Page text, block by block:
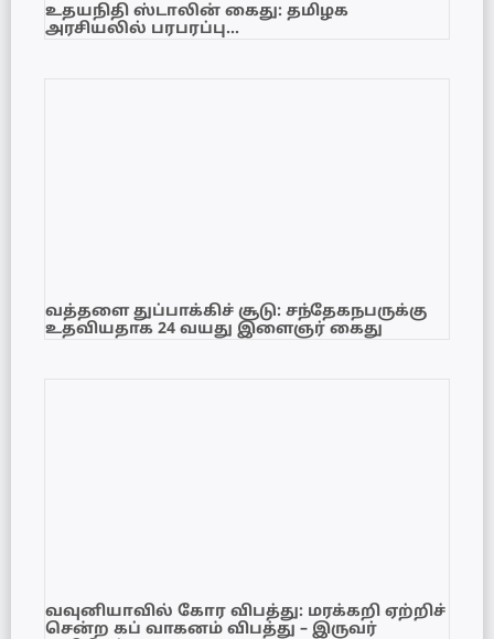
உதயநிதி ஸ்டாலின் கைது: தமிழக
அரசியலில் பரபரப்பு…
வத்தளை துப்பாக்கிச் சூடு: சந்தேகநபருக்கு
உதவியதாக 24 வயது இளைஞர் கைது
வவுனியாவில் கோர விபத்து: மரக்கறி ஏற்றிச்
சென்ற கப் வாகனம் விபத்து – இருவர்